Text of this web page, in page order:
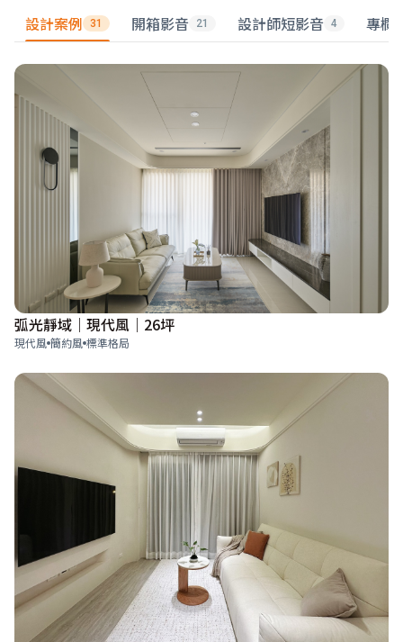
設計案例 31 開箱影音 21 設計師短影音 4 專欄
弧光靜域｜現代風｜26坪
現代風 簡約風 標準格局